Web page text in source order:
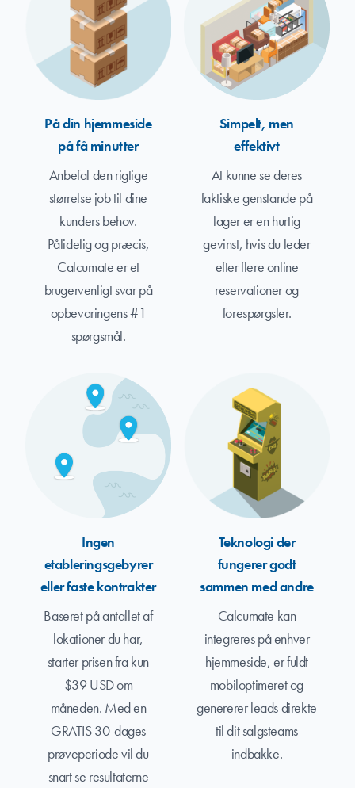
På din hjemmeside
på få minutter
Anbefal den rigtige
størrelse job til dine
kunders behov.
Pålidelig og præcis,
Calcumate er et
brugervenligt svar på
opbevaringens #1
spørgsmål.
Simpelt, men
effektivt
At kunne se deres
faktiske genstande på
lager er en hurtig
gevinst, hvis du leder
efter flere online
reservationer og
forespørgsler.
Ingen
etableringsgebyrer
eller faste kontrakter
Baseret på antallet af
lokationer du har,
starter prisen fra kun
$39 USD om
måneden. Med en
GRATIS 30-dages
prøveperiode vil du
snart se resultaterne
Teknologi der
fungerer godt
sammen med andre
Calcumate kan
integreres på enhver
hjemmeside, er fuldt
mobiloptimeret og
genererer leads direkte
til dit salgsteams
indbakke.